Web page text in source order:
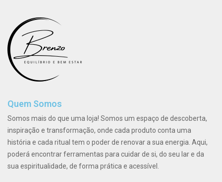
Quem Somos
Somos mais do que uma loja! Somos um espaço de descoberta,
inspiração e transformação, onde cada produto conta uma
história e cada ritual tem o poder de renovar a sua energia. Aqui,
poderá encontrar ferramentas para cuidar de si, do seu lar e da
sua espiritualidade, de forma prática e acessível.